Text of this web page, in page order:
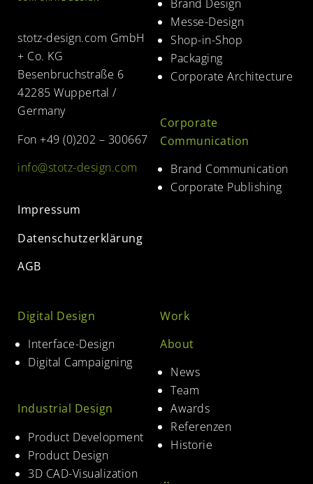
stotz-design.com GmbH
+ Co. KG
Besenbruchstraße 6
42285 Wuppertal /
Germany
Fon +49 (0)202 – 300667
info@stotz-design.com
Impressum
Datenschutzerklärung
AGB
Brand Design
Messe-Design
Shop-in-Shop
Packaging
Corporate Architecture
Corporate
Communication
Brand Communication
Corporate Publishing
Digital Design
Interface-Design
Digital Campaigning
Industrial Design
Product Development
Product Design
3D CAD-Visualization
Work
About
News
Team
Awards
Referenzen
Historie